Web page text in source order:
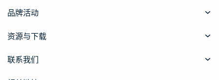
品牌活动
资源与下载
联系我们